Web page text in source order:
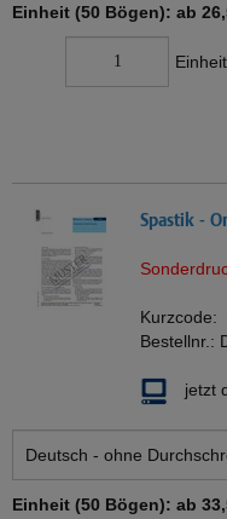
Einheit (50 Bögen): ab
Spastik -
Kurzcode:
Bestellnr.:
jetzt
Einheit (50 Bögen): ab